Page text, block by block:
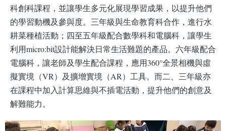
科創科課程，並讓學生多元化展現學習成果，以提升他們
的學習動機及參與度。三年級與生命教育科合作，進行水
耕菜種植活動；四至五年級配合數學科和電腦科，讓學生
利用micro:bit設計能解決日常生活難題的產品。六年級配合
電腦科，讓老師及學生配合課程，應用360°全景相機與虛
擬實境（VR）及擴增實境（AR）工具。而二、三年級亦
在課程中加入計算思維與不插電活動，提升他們的創意及
解難能力。